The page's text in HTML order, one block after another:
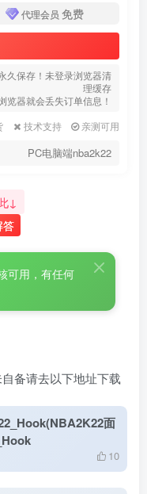
代理会员 免费
久保存！未登录浏览器清
理缓存
览器就会丢失订单信息！
技术支持 亲测可用
PC电脑端nba2k22
↓
答
可用，有任何
备请去以下地址下载
面
10